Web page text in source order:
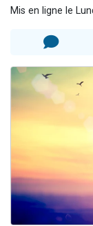
Mis en ligne le